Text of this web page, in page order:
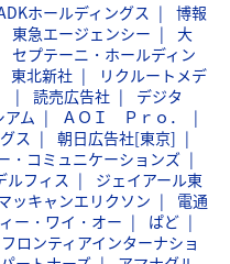
ホールディングス
博報
東急エージェンシー
大
セプテーニ・ホールディン
東北新社
リクルートメデ
読売広告社
デジタ
ム
ＡＯＩ Ｐｒｏ．
ス
朝日広告社[東京]
・コミュニケーションズ
ルフィス
ジェイアール東
ッキャンエリクソン
電通
ー・ワイ・オー
ぱど
フロンティアインターナショ